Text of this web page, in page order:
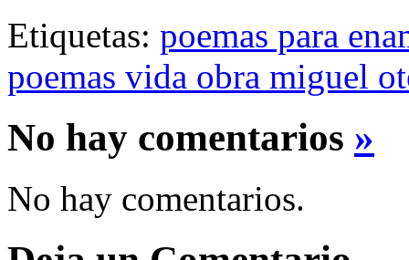
Etiquetas: poemas para
poemas vida obra miguel
No hay comentarios »
No hay comentarios.